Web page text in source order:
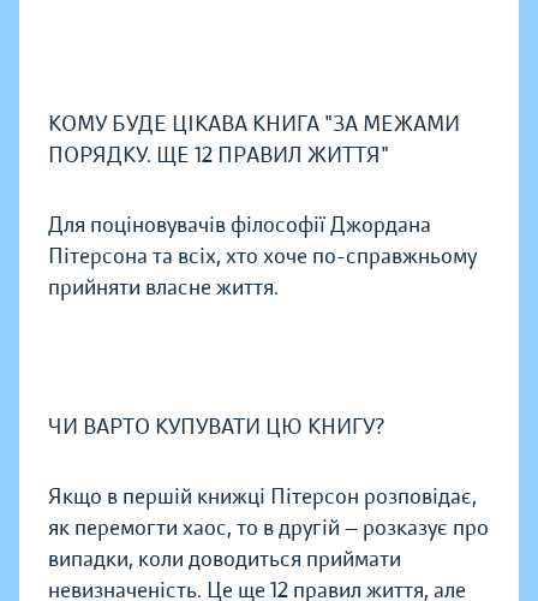
КОМУ БУДЕ ЦІКАВА КНИГА "ЗА МЕЖАМИ
ПОРЯДКУ. ЩЕ 12 ПРАВИЛ ЖИТТЯ"
Для поціновувачів філософії Джордана
Пітерсона та всіх, хто хоче по-справжньому
прийняти власне життя.
ЧИ ВАРТО КУПУВАТИ ЦЮ КНИГУ?
Якщо в першій книжці Пітерсон розповідає,
як перемогти хаос, то в другій — розказує про
випадки, коли доводиться приймати
невизначеність. Це ще 12 правил життя, але